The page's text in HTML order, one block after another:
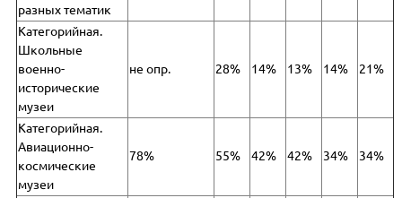
разных тематик
Категорийная.
Школьные
военно-
исторические
музеи
не опр. 28% 14% 13% 14% 21%
Категорийная.
Авиационно-
космические
музеи
78% 55% 42% 42% 34% 34%